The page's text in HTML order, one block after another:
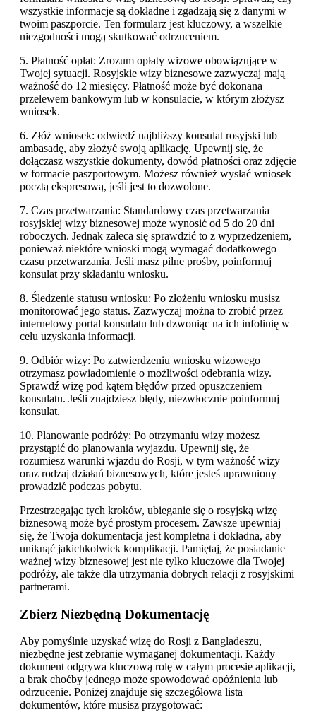
wszystkie informacje są dokładne i zgadzają się z danymi w
twoim paszporcie. Ten formularz jest kluczowy, a wszelkie
niezgodności mogą skutkować odrzuceniem.
5. Płatność opłat: Zrozum opłaty wizowe obowiązujące w
Twojej sytuacji. Rosyjskie wizy biznesowe zazwyczaj mają
ważność do 12 miesięcy. Płatność może być dokonana
przelewem bankowym lub w konsulacie, w którym złożysz
wniosek.
6. Złóż wniosek: odwiedź najbliższy konsulat rosyjski lub
ambasadę, aby złożyć swoją aplikację. Upewnij się, że
dołączasz wszystkie dokumenty, dowód płatności oraz zdjęcie
w formacie paszportowym. Możesz również wysłać wniosek
pocztą ekspresową, jeśli jest to dozwolone.
7. Czas przetwarzania: Standardowy czas przetwarzania
rosyjskiej wizy biznesowej może wynosić od 5 do 20 dni
roboczych. Jednak zaleca się sprawdzić to z wyprzedzeniem,
ponieważ niektóre wnioski mogą wymagać dodatkowego
czasu przetwarzania. Jeśli masz pilne prośby, poinformuj
konsulat przy składaniu wniosku.
8. Śledzenie statusu wniosku: Po złożeniu wniosku musisz
monitorować jego status. Zazwyczaj można to zrobić przez
internetowy portal konsulatu lub dzwoniąc na ich infolinię w
celu uzyskania informacji.
9. Odbiór wizy: Po zatwierdzeniu wniosku wizowego
otrzymasz powiadomienie o możliwości odebrania wizy.
Sprawdź wizę pod kątem błędów przed opuszczeniem
konsulatu. Jeśli znajdziesz błędy, niezwłocznie poinformuj
konsulat.
10. Planowanie podróży: Po otrzymaniu wizy możesz
przystąpić do planowania wyjazdu. Upewnij się, że
rozumiesz warunki wjazdu do Rosji, w tym ważność wizy
oraz rodzaj działań biznesowych, które jesteś uprawniony
prowadzić podczas pobytu.
Przestrzegając tych kroków, ubieganie się o rosyjską wizę
biznesową może być prostym procesem. Zawsze upewniaj
się, że Twoja dokumentacja jest kompletna i dokładna, aby
uniknąć jakichkolwiek komplikacji. Pamiętaj, że posiadanie
ważnej wizy biznesowej jest nie tylko kluczowe dla Twojej
podróży, ale także dla utrzymania dobrych relacji z rosyjskimi
partnerami.
Zbierz Niezbędną Dokumentację
Aby pomyślnie uzyskać wizę do Rosji z Bangladeszu,
niezbędne jest zebranie wymaganej dokumentacji. Każdy
dokument odgrywa kluczową rolę w całym procesie aplikacji,
a brak choćby jednego może spowodować opóźnienia lub
odrzucenie. Poniżej znajduje się szczegółowa lista
dokumentów, które musisz przygotować: